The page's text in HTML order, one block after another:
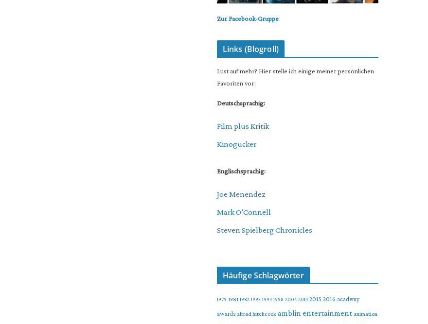
Zur Facebook-Gruppe
Links (Blogroll)
Lust auf mehr? Hier stelle ich einige meiner persönlichen
Favoriten vor:
Deutschsprachig:
Film plus Kritik
Kinogucker
Englischsprachig:
Joe Menendez
Mark O’Connell
Steven Spielberg Chronicles
Häufige Schlagwörter
1979 1981 1982 1993 1994 1998 2004 2014 2015 2016 academy
awards alfred hitchcock amblin entertainment animation